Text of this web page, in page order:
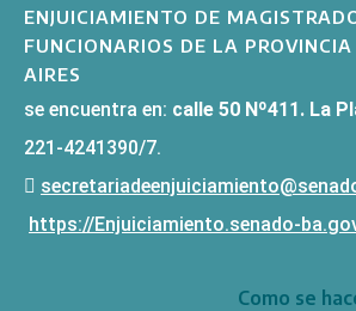
ENJUICIAMIENTO DE
FUNCIONARIOS DE LA PROVINCIA
AIRES
se encuentra en: calle 50 Nº411. La
221-4241390/7.
https://Enjuiciamiento.senado-
Como se